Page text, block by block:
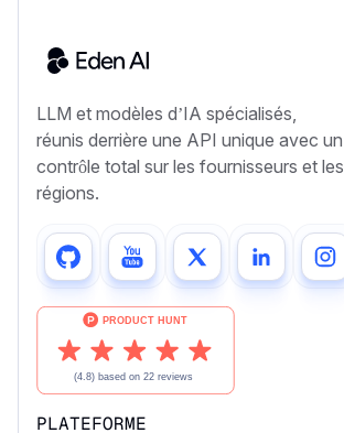
LLM et modèles d’IA spécialisés,
réunis derrière une API unique avec un
contrôle total sur les fournisseurs et les
régions.
PLATEFORME